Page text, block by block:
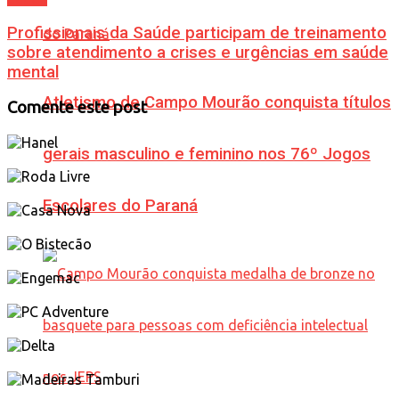
Atletismo de Campo Mourão conquista títulos
gerais masculino e feminino nos 76º Jogos
Escolares do Paraná
Profissionais da Saúde participam de treinamento
sobre atendimento a crises e urgências em saúde
mental
Comente este post